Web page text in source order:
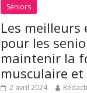
Séniors
Les meilleurs
pour les
maintenir la
musculaire et
2 avril 2024